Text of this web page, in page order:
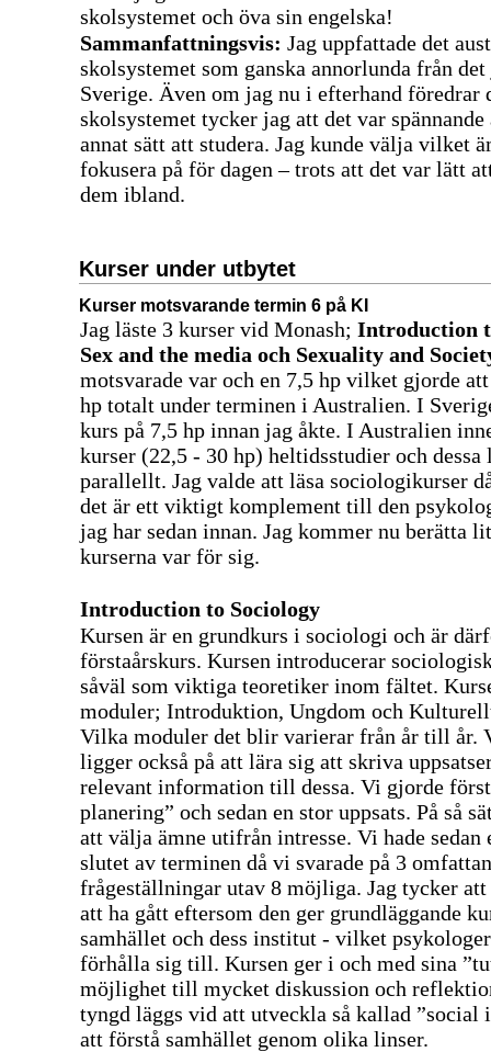
skolsystemet och öva sin engelska!
Sammanfattningsvis: Jag uppfattade det
skolsystemet som ganska annorlunda från
Sverige. Även om jag nu i efterhand föredrar
skolsystemet tycker jag att det var spännande
annat sätt att studera. Jag kunde välja vilket
fokusera på för dagen – trots att det var lätt
dem ibland.
Kurser under utbytet
Kurser motsvarande termin 6 på KI
Jag läste 3 kurser vid Monash; Introduction
Sex and the media och Sexuality and
motsvarade var och en 7,5 hp vilket gjorde
hp totalt under terminen i Australien. I
kurs på 7,5 hp innan jag åkte. I Australien
kurser (22,5 - 30 hp) heltidsstudier och dessa
parallellt. Jag valde att läsa sociologikurser
det är ett viktigt komplement till den
jag har sedan innan. Jag kommer nu berätta
kurserna var för sig.
Introduction to Sociology
Kursen är en grundkurs i sociologi och är
förstaårskurs. Kursen introducerar
såväl som viktiga teoretiker inom fältet.
moduler; Introduktion, Ungdom och
Vilka moduler det blir varierar från år till år.
ligger också på att lära sig att skriva
relevant information till dessa. Vi gjorde först
planering” och sedan en stor uppsats. På så
att välja ämne utifrån intresse. Vi hade sedan
slutet av terminen då vi svarade på 3
frågeställningar utav 8 möjliga. Jag tycker att
att ha gått eftersom den ger grundläggande
samhället och dess institut - vilket
förhålla sig till. Kursen ger i och med sina
möjlighet till mycket diskussion och
tyngd läggs vid att utveckla så kallad ”social
att förstå samhället genom olika linser.